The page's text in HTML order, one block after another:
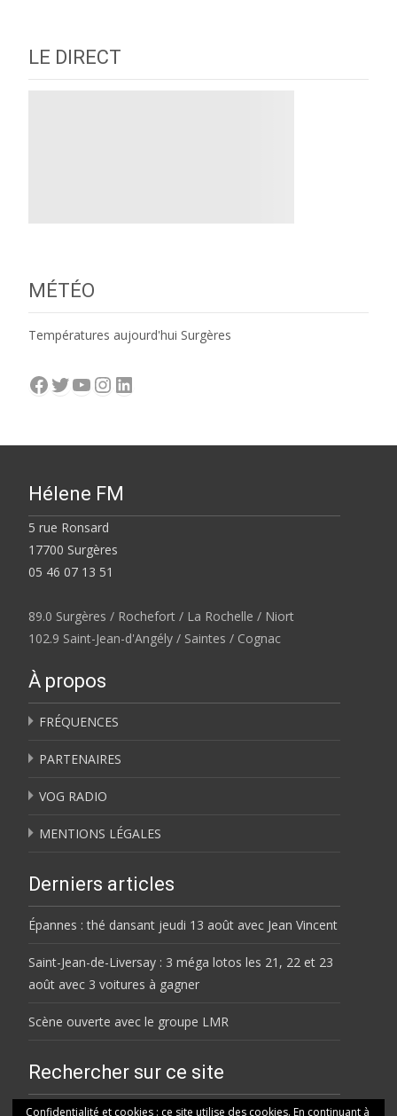
LE DIRECT
MÉTÉO
Températures aujourd'hui Surgères
Facebook
Twitter
YouTube
Instagram
LinkedIn
Hélene FM
5 rue Ronsard
17700 Surgères
05 46 07 13 51
89.0 Surgères / Rochefort / La Rochelle / Niort
102.9 Saint-Jean-d'Angély / Saintes / Cognac
À propos
FRÉQUENCES
PARTENAIRES
VOG RADIO
MENTIONS LÉGALES
Derniers articles
Épannes : thé dansant jeudi 13 août avec Jean Vincent
Saint-Jean-de-Liversay : 3 méga lotos les 21, 22 et 23
août avec 3 voitures à gagner
Scène ouverte avec le groupe LMR
Rechercher sur ce site
Rechercher
Confidentialité et cookies : ce site utilise des cookies. En continuant à